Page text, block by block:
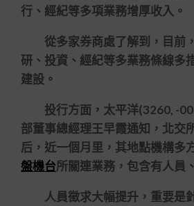
行、經紀等多項業務增厚收入。
從多家券商處了解到，目前
研、投資、經紀等多業務條線多
建設。
投行方面，太平洋(3260, -
部董事總經理王早霞通知，北交
后，近一個月里，其地點機構多
盤機台所關連業務，包含有人員
人員徵求大幅提升，重要是